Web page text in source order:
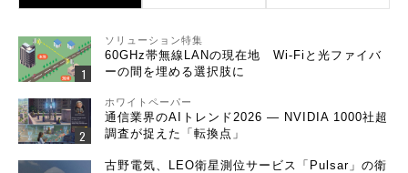
ソリューション特集
60GHz帯無線LANの現在地 Wi-Fiと光ファイバ
ーの間を埋める選択肢に
ホワイトペーパー
通信業界のAIトレンド2026 ― NVIDIA 1000社超
調査が捉えた「転換点」
古野電気、LEO衛星測位サービス「Pulsar」の衛